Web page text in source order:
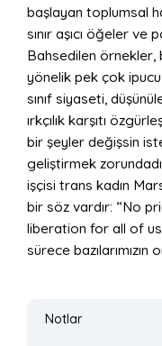
başlayan toplumsal
sınır aşıcı öğeler ve
Bahsedilen
yönelik pek çok ipucu
sınıf siyaseti,
ırkçılık karşıtı
bir şeyler değişsin
geliştirmek
işçisi trans kadın
bir söz vardır: “No
liberation for all of
sürece
Notlar